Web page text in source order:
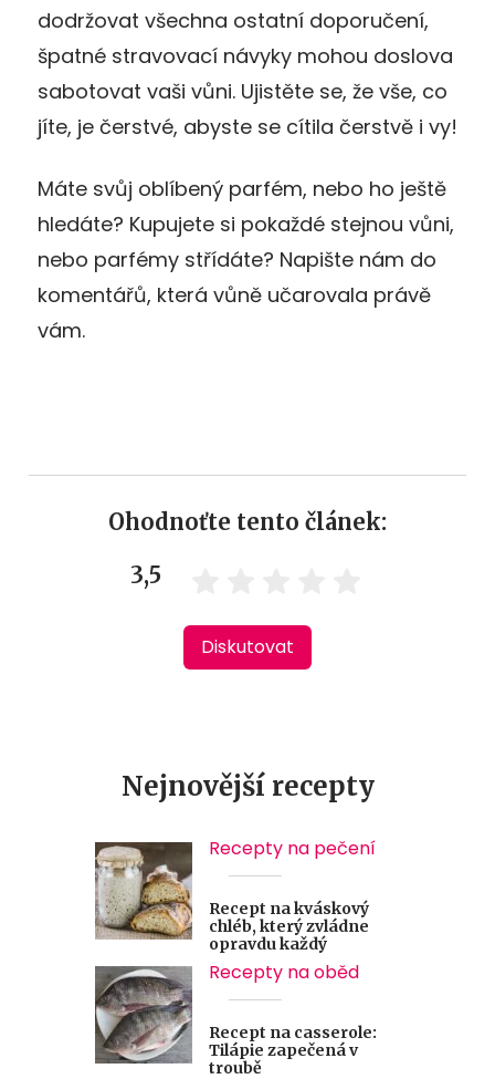
dodržovat všechna ostatní doporučení,
špatné stravovací návyky mohou doslova
sabotovat vaši vůni. Ujistěte se, že vše, co
jíte, je čerstvé, abyste se cítila čerstvě i vy!
Máte svůj oblíbený parfém, nebo ho ještě
hledáte? Kupujete si pokaždé stejnou vůni,
nebo parfémy střídáte? Napište nám do
komentářů, která vůně učarovala právě
vám.
Ohodnoťte tento článek:
3,5
Diskutovat
Nejnovější recepty
Recepty na pečení
Recept na kváskový
chléb, který zvládne
opravdu každý
Recepty na oběd
Recept na casserole:
Tilápie zapečená v
troubě